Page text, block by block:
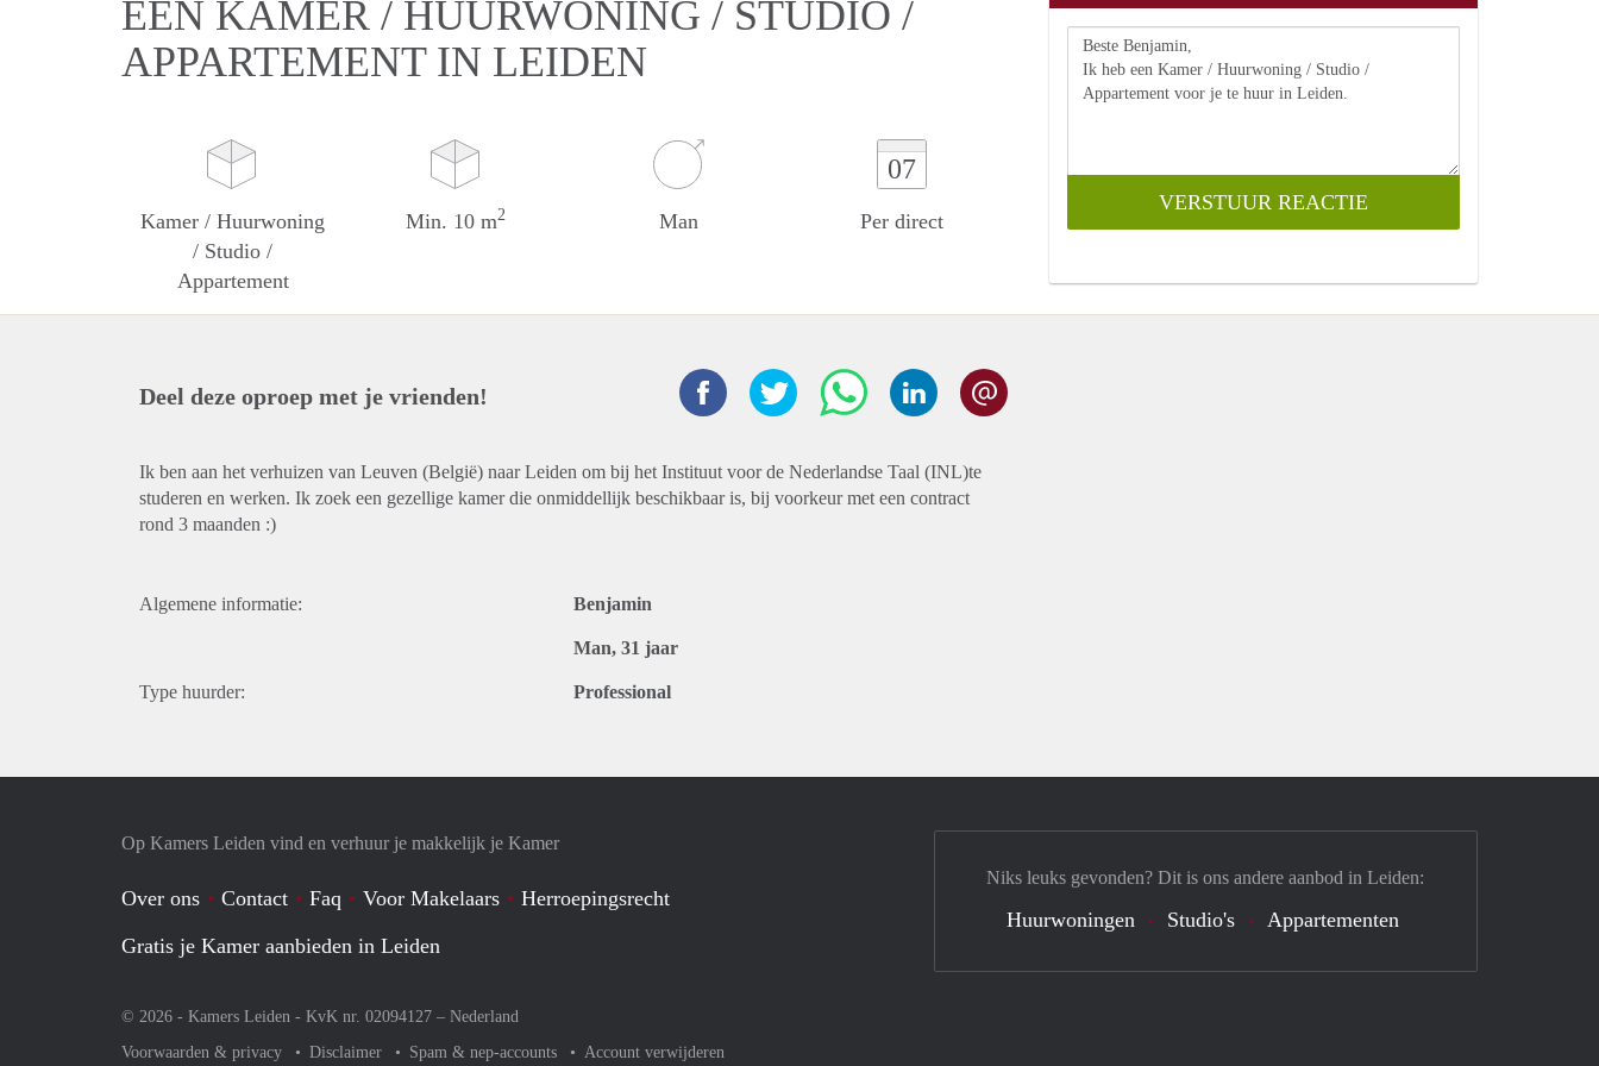
EEN KAMER / HUURWONING / STUDIO /
APPARTEMENT IN LEIDEN
Kamer / Huurwoning
/ Studio /
Appartement
Min. 10 m2 Man
07
Per direct
Deel deze oproep met je vrienden!
Ik ben aan het verhuizen van Leuven (België) naar Leiden om bij het Instituut voor de Nederlandse Taal (INL)te
studeren en werken. Ik zoek een gezellige kamer die onmiddellijk beschikbaar is, bij voorkeur met een contract
rond 3 maanden :)
Algemene informatie: Benjamin
Man, 31 jaar
Type huurder: Professional
Op Kamers Leiden vind en verhuur je makkelijk je Kamer
Over ons Contact Faq Voor Makelaars
Herroepingsrecht
Gratis je Kamer aanbieden in Leiden
© 2026 - Kamers Leiden - KvK nr. 02094127 – Nederland
Voorwaarden & privacy
Disclaimer Spam & nep-accounts Account verwijderen
Niks leuks gevonden? Dit is ons andere aanbod in Leiden:
Huurwoningen Studio's Appartementen